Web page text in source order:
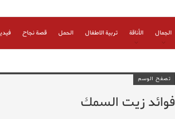
الجمال الأناقة تربية الاطفال الحمل قصة نجاح
تصفح الوسم
فوائد زيت السمك